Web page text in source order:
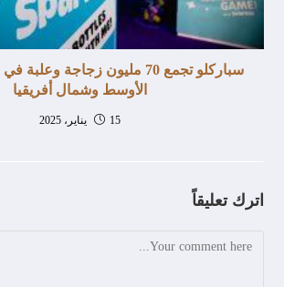
سباركلو تجمع 70 مليون زجاجة
الأوسط وشمال أفريقيا
15 يناير، 2025
اترك تعليقاً